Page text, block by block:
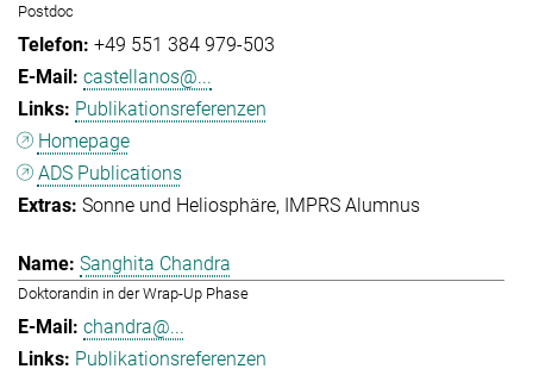
Postdoc
+49 551 384 979-503
castellanos@...
Publikationsreferenzen
Homepage
ADS Publications
Sonne und Heliosphäre IMPRS Alumnus
Sanghita Chandra
Doktorandin in der Wrap-Up Phase
chandra@...
Publikationsreferenzen